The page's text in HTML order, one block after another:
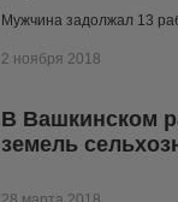
Мужчина задолжал 13
2 ноября 2018
В Вашкинском
земель